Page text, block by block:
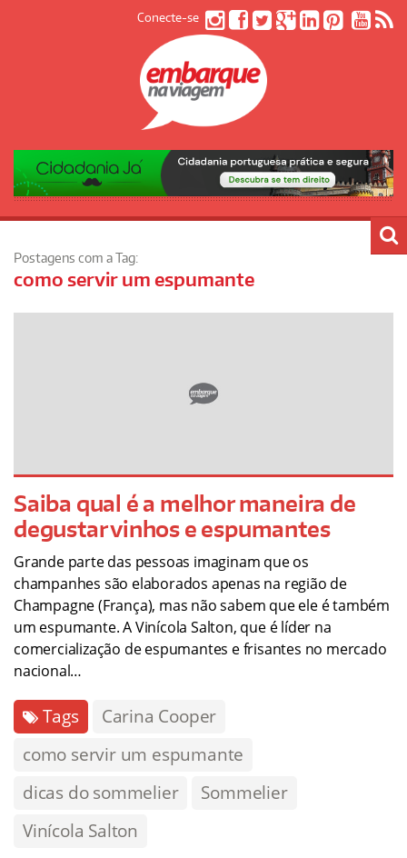
Conecte-se
Postagens com a Tag:
como servir um espumante
Saiba qual é a melhor maneira de
degustar vinhos e espumantes
Grande parte das pessoas imaginam que os
champanhes são elaborados apenas na região de
Champagne (França), mas não sabem que ele é também
um espumante. A Vinícola Salton, que é líder na
comercialização de espumantes e frisantes no mercado
nacional…
Tags
Carina Cooper
como servir um espumante
dicas do sommelier
Sommelier
Vinícola Salton